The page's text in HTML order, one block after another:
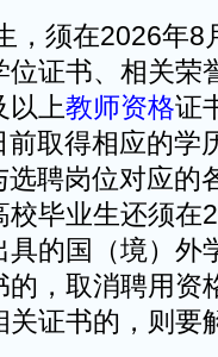
，须在2026年8
证书、相关荣
以上教师资格证
取得相应的学
聘岗位对应的
毕业生还须在
的国（境）外
，取消聘用资
证书的，则要